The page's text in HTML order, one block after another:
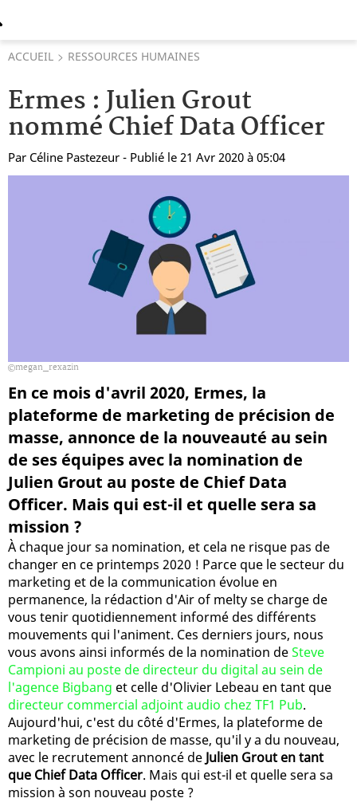
ACCUEIL RESSOURCES HUMAINES
Ermes : Julien Grout
nommé Chief Data Officer
Par Céline Pastezeur - Publié le 21 Avr 2020 à 05:04
megan_rexazin
En ce mois d'avril 2020, Ermes, la
plateforme de marketing de précision de
masse, annonce de la nouveauté au sein
de ses équipes avec la nomination de
Julien Grout au poste de Chief Data
Officer. Mais qui est-il et quelle sera sa
mission ?
À chaque jour sa nomination, et cela ne risque pas de
changer en ce printemps 2020 ! Parce que le secteur du
marketing et de la communication évolue en
permanence, la rédaction d'Air of melty se charge de
vous tenir quotidiennement informé des différents
mouvements qui l'animent. Ces derniers jours, nous
vous avons ainsi informés de la nomination deSteve
Campioni au poste de directeur du digital au sein de
l'agence Bigbang et celle d'Olivier Lebeau en tant que
directeur commercial adjoint audio chez TF1 Pub.
Aujourd'hui, c'est du côté d'Ermes, la plateforme de
marketing de précision de masse, qu'il y a du nouveau,
avec le recrutement annoncé de Julien Grout en tant
que Chief Data Officer. Mais qui est-il et quelle sera sa
mission à son nouveau poste ?